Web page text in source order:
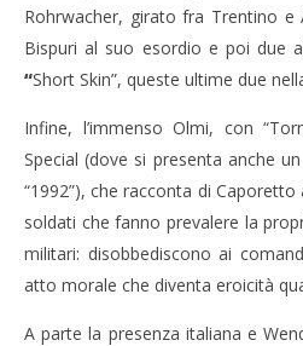
Rohrwacher, girato fra Trentino e
Bispuri al suo esordio e poi due
“Short Skin”, queste ultime due
Infine, l’immenso Olmi, con
Special (dove si presenta anche
“1992”), che racconta di
soldati che fanno prevalere la
militari: disobbediscono ai
atto morale che diventa eroicità
A parte la presenza italiana e